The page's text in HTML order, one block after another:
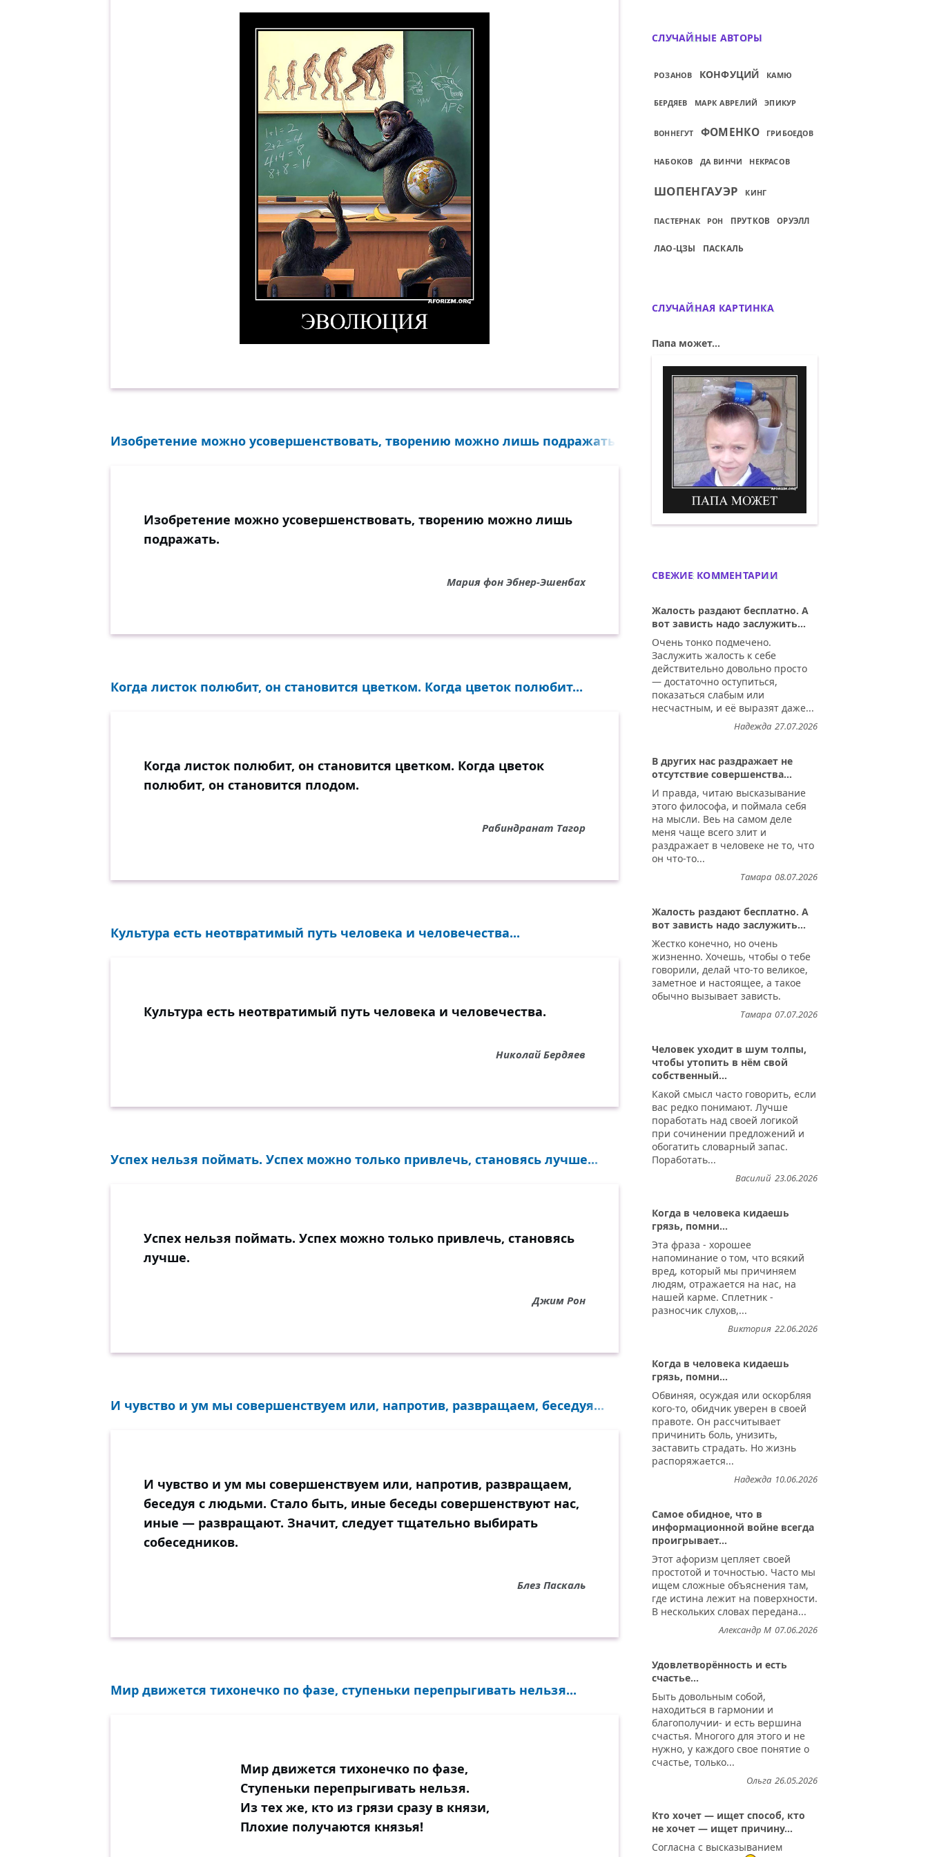
Изобретение можно усовершенствовать, творению можно лишь подражать...
Изобретение можно усовершенствовать, творению можно лишь
подражать.
Мария фон Эбнер-Эшенбах
Когда листок полюбит, он становится цветком. Когда цветок полюбит...
Когда листок полюбит, он становится цветком. Когда цветок
полюбит, он становится плодом.
Рабиндранат Тагор
Культура есть неотвратимый путь человека и человечества...
Культура есть неотвратимый путь человека и человечества.
Николай Бердяев
Успех нельзя поймать. Успех можно только привлечь, становясь лучше...
Успех нельзя поймать. Успех можно только привлечь, становясь
лучше.
Джим Рон
И чувство и ум мы совершенствуем или, напротив, развращаем, беседуя...
И чувство и ум мы совершенствуем или, напротив, развращаем,
беседуя с людьми. Стало быть, иные беседы совершенствуют нас,
иные — развращают. Значит, следует тщательно выбирать
собеседников.
Блез Паскаль
Мир движется тихонечко по фазе, ступеньки перепрыгивать нельзя...
Мир движется тихонечко по фазе,
Ступеньки перепрыгивать нельзя.
Из тех же, кто из грязи сразу в князи,
Плохие получаются князья!
СЛУЧАЙНЫЕ АВТОРЫ
РОЗАНОВ КОНФУЦИЙ КАМЮ
БЕРДЯЕВ МАРК АВРЕЛИЙ ЭПИКУР
ВОННЕГУТ ФОМЕНКО ГРИБОЕДОВ
НАБОКОВ ДА ВИНЧИ НЕКРАСОВ
ШОПЕНГАУЭР КИНГ
ПАСТЕРНАК РОН ПРУТКОВ ОРУЭЛЛ
ЛАО-ЦЗЫ ПАСКАЛЬ
СЛУЧАЙНАЯ КАРТИНКА
Папа может...
Папа может. Демотиватор
СВЕЖИЕ КОММЕНТАРИИ
Жалость раздают бесплатно. А
вот зависть надо заслужить...
Очень тонко подмечено.
Заслужить жалость к себе
действительно довольно просто
— достаточно оступиться,
показаться слабым или
несчастным, и её выразят даже...
27.07.2026
Надежда
В других нас раздражает не
отсутствие совершенства...
И правда, читаю высказывание
этого философа, и поймала себя
на мысли. Веь на самом деле
меня чаще всего злит и
раздражает в человеке не то, что
он что-то...
08.07.2026
Тамара
Жалость раздают бесплатно. А
вот зависть надо заслужить...
Жестко конечно, но очень
жизненно. Хочешь, чтобы о тебе
говорили, делай что-то великое,
заметное и настоящее, а такое
обычно вызывает зависть.
07.07.2026
Тамара
Человек уходит в шум толпы,
чтобы утопить в нём свой
собственный...
Какой смысл часто говорить, если
вас редко понимают. Лучше
поработать над своей логикой
при сочинении предложений и
обогатить словарный запас.
Поработать...
23.06.2026
Василий
Когда в человека кидаешь
грязь, помни...
Эта фраза - хорошее
напоминание о том, что всякий
вред, который мы причиняем
людям, отражается на нас, на
нашей карме. Сплетник -
разносчик слухов,...
22.06.2026
Виктория
Когда в человека кидаешь
грязь, помни...
Обвиняя, осуждая или оскорбляя
кого-то, обидчик уверен в своей
правоте. Он рассчитывает
причинить боль, унизить,
заставить страдать. Но жизнь
распоряжается...
10.06.2026
Надежда
Самое обидное, что в
информационной войне всегда
проигрывает...
Этот афоризм цепляет своей
простотой и точностью. Часто мы
ищем сложные объяснения там,
где истина лежит на поверхности.
В нескольких словах передана...
07.06.2026
Александр М
Удовлетворённость и есть
счастье...
Быть довольным собой,
находиться в гармонии и
благополучии- и есть вершина
счастья. Многого для этого и не
нужно, у каждого свое понятие о
счастье, только...
26.05.2026
Ольга
Кто хочет — ищет способ, кто
не хочет — ищет причину...
Согласна с высказыванием